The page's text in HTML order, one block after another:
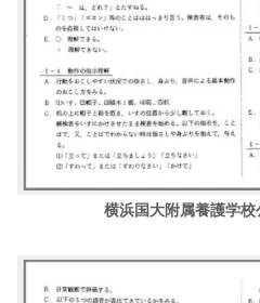
横浜国大附属養護学